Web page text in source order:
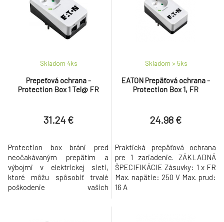
Max. prúd: 10 A Maximálny
výkon: 2500 W Rozmery: 245 x
110 x 47,5 mm Hmotnosť: 612 g
cenné dáta vo vašom PC Aj
malé každodenné prepätia
môžu znížiť výkon vašej
Prepeťová ochrana -
Protection Box 1 Tel@ FR
Skladom 4ks
31.24 €
Protection box bráni pred
neočakávaným prepätím a
výbojmi v elektrickej sieti,
ktoré môžu spôsobiť trvalé
poškodenie vašich
EATON Prepäťová ochrana -
Protection Box 1, FR
Skladom > 5ks
24.98 €
Praktická prepäťová ochrana
pre 1 zariadenie. ZÁKLADNÁ
ŠPECIFIKÁCIE Zásuvky: 1 x FR
Max. napätie: 250 V Max. prud:
16 A